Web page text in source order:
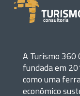
A Turismo 360
fundada em
como uma
econômico